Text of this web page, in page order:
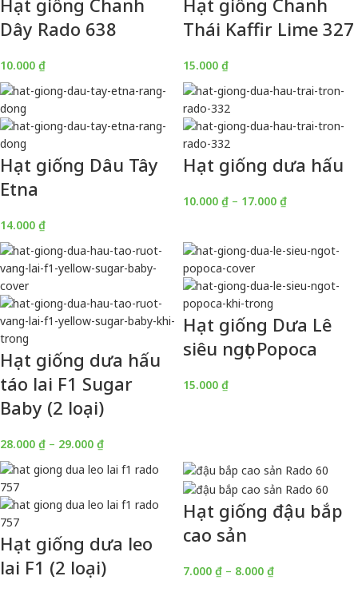
Hạt giống Chanh
Dây Rado 638
10.000 ₫
Hạt giống Chanh
Thái Kaffir Lime 327
15.000 ₫
Hạt giống Dâu Tây
Etna
14.000 ₫
Hạt giống dưa hấu
10.000 ₫ – 17.000 ₫
Hạt giống dưa hấu
táo lai F1 Sugar
Baby (2 loại)
28.000 ₫ – 29.000 ₫
Hạt giống Dưa Lê
siêu ngọt Popoca
15.000 ₫
Hạt giống dưa leo
lai F1 (2 loại)
Hạt giống đậu bắp
cao sản
7.000 ₫ – 8.000 ₫